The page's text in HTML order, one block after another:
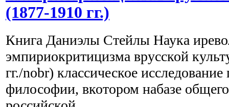
(1877-1910 гг.)
Книга Даниэлы Стейлы Наука
эмпириокритицизма врусской
гг./nobr) классическое
философии, вкотором набазе